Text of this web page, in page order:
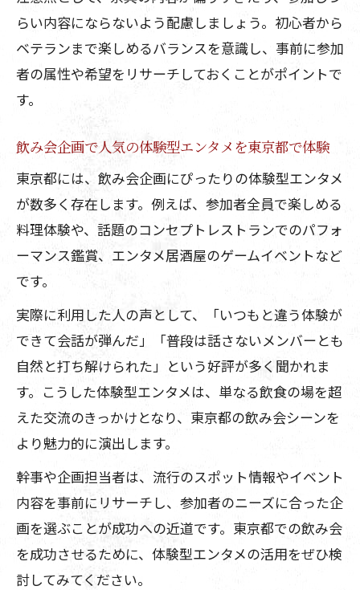
らい内容にならないよう配慮しましょう。初心者から
ベテランまで楽しめるバランスを意識し、事前に参加
者の属性や希望をリサーチしておくことがポイントで
す。
飲み会企画で人気の体験型エンタメを東京都で体験
東京都には、飲み会企画にぴったりの体験型エンタメ
が数多く存在します。例えば、参加者全員で楽しめる
料理体験や、話題のコンセプトレストランでのパフォ
ーマンス鑑賞、エンタメ居酒屋のゲームイベントなど
です。
実際に利用した人の声として、「いつもと違う体験が
できて会話が弾んだ」「普段は話さないメンバーとも
自然と打ち解けられた」という好評が多く聞かれま
す。こうした体験型エンタメは、単なる飲食の場を超
えた交流のきっかけとなり、東京都の飲み会シーンを
より魅力的に演出します。
幹事や企画担当者は、流行のスポット情報やイベント
内容を事前にリサーチし、参加者のニーズに合った企
画を選ぶことが成功への近道です。東京都での飲み会
を成功させるために、体験型エンタメの活用をぜひ検
討してみてください。